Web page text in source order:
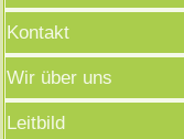
Kontakt
Wir über uns
Leitbild